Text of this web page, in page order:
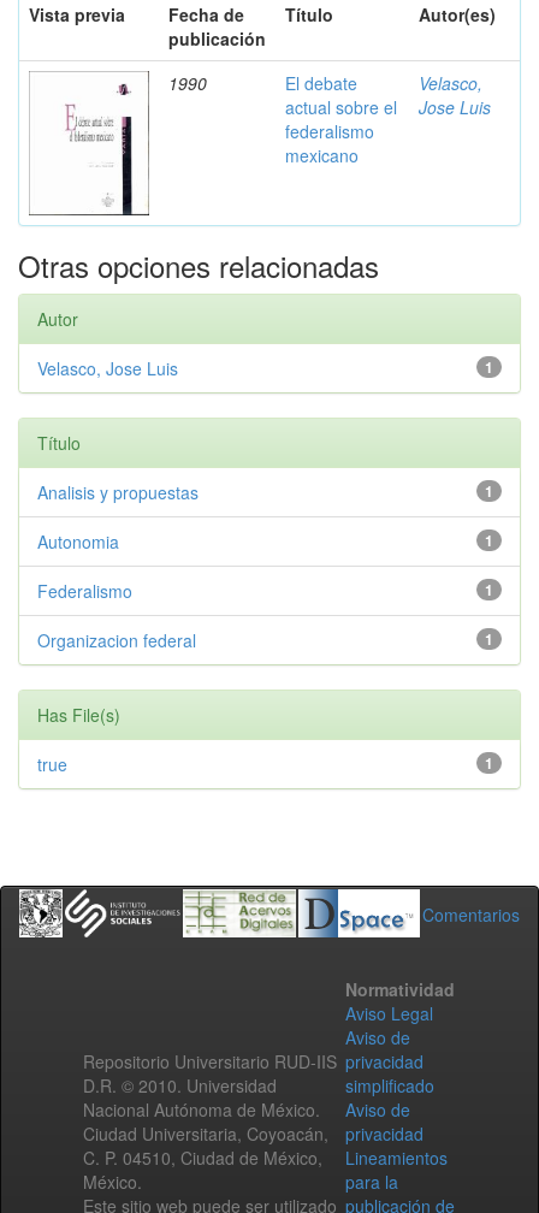
Vista previa
Fecha de
publicación
Título Autor(es)
1990
El debate
actual sobre el
federalismo
mexicano
Velasco,
Jose Luis
Otras opciones relacionadas
Autor
1
Velasco, Jose Luis
Título
1
Analisis y propuestas
1
Autonomia
1
Federalismo
1
Organizacion federal
Has File(s)
1
true
Comentarios
Repositorio Universitario RUD-IIS
D.R. © 2010. Universidad
Nacional Autónoma de México.
Ciudad Universitaria, Coyoacán,
C. P. 04510, Ciudad de México,
México.
Este sitio web puede ser utilizado
Normatividad
Aviso Legal
Aviso de
privacidad
simplificado
Aviso de
privacidad
Lineamientos
para la
publicación de